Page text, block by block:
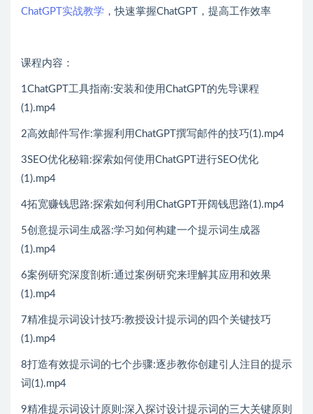
ChatGPT实战教学 ，快速掌握ChatGPT，提高工作效率
课程内容：
1ChatGPT工具指南:安装和使用ChatGPT的先导课程
(1).mp4
2高效邮件写作:掌握利用ChatGPT撰写邮件的技巧(1).mp4
3SEO优化秘籍:探索如何使用ChatGPT进行SEO优化
(1).mp4
4拓宽赚钱思路:探索如何利用ChatGPT开阔钱思路(1).mp4
5创意提示词生成器:学习如何构建一个提示词生成器
(1).mp4
6案例研究深度剖析:通过案例研究来理解其应用和效果
(1).mp4
7精准提示词设计技巧:教授设计提示词的四个关键技巧
(1).mp4
8打造有效提示词的七个步骤:逐步教你创建引人注目的提示
词(1).mp4
9精准提示词设计原则:深入探讨设计提示词的三大关键原则